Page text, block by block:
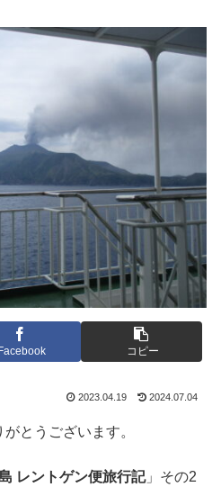
Facebook コピー
2023.04.19 2024.07.04
とうございます。
レントゲン便旅行記」その2